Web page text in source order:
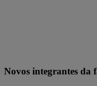
Novos integrantes da